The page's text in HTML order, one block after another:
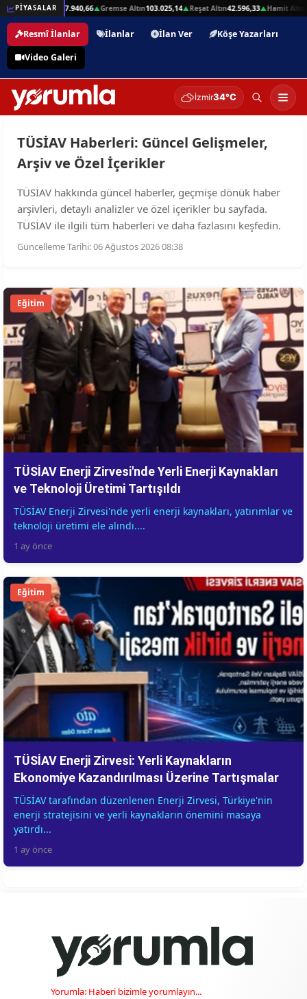
PİYASALAR
▲Beşli Altın207.940,66▲Gremse Altın103.025,14▲Reşat Altın42.596,33▲Hamit Altın
Resmî İlanlar İlanlar İlan Ver
Köşe Yazarları
Video Galeri
İzmir34°C
TÜSİAV Haberleri: Güncel Gelişmeler,
Arşiv ve Özel İçerikler
TÜSİAV hakkında güncel haberler, geçmişe dönük haber
arşivleri, detaylı analizler ve özel içerikler bu sayfada.
TÜSİAV ile ilgili tüm haberleri ve daha fazlasını keşfedin.
Güncelleme Tarihi: 06 Ağustos 2026 08:38
Eğitim
TÜSİAV Enerji Zirvesi'nde Yerli Enerji Kaynakları
ve Teknoloji Üretimi Tartışıldı
TÜSİAV Enerji Zirvesi'nde yerli enerji kaynakları, yatırımlar ve
teknoloji üretimi ele alındı....
1 ay önce
Eğitim
TÜSİAV Enerji Zirvesi: Yerli Kaynakların
Ekonomiye Kazandırılması Üzerine Tartışmalar
TÜSİAV tarafından düzenlenen Enerji Zirvesi, Türkiye'nin
enerji stratejisini ve yerli kaynakların önemini masaya
yatırdı...
1 ay önce
Yorumla: Haberi bizimle yorumlayın...